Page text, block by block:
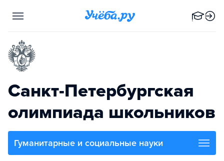
Санкт-Петербургская
олимпиада школьников
Гуманитарные и социальные науки